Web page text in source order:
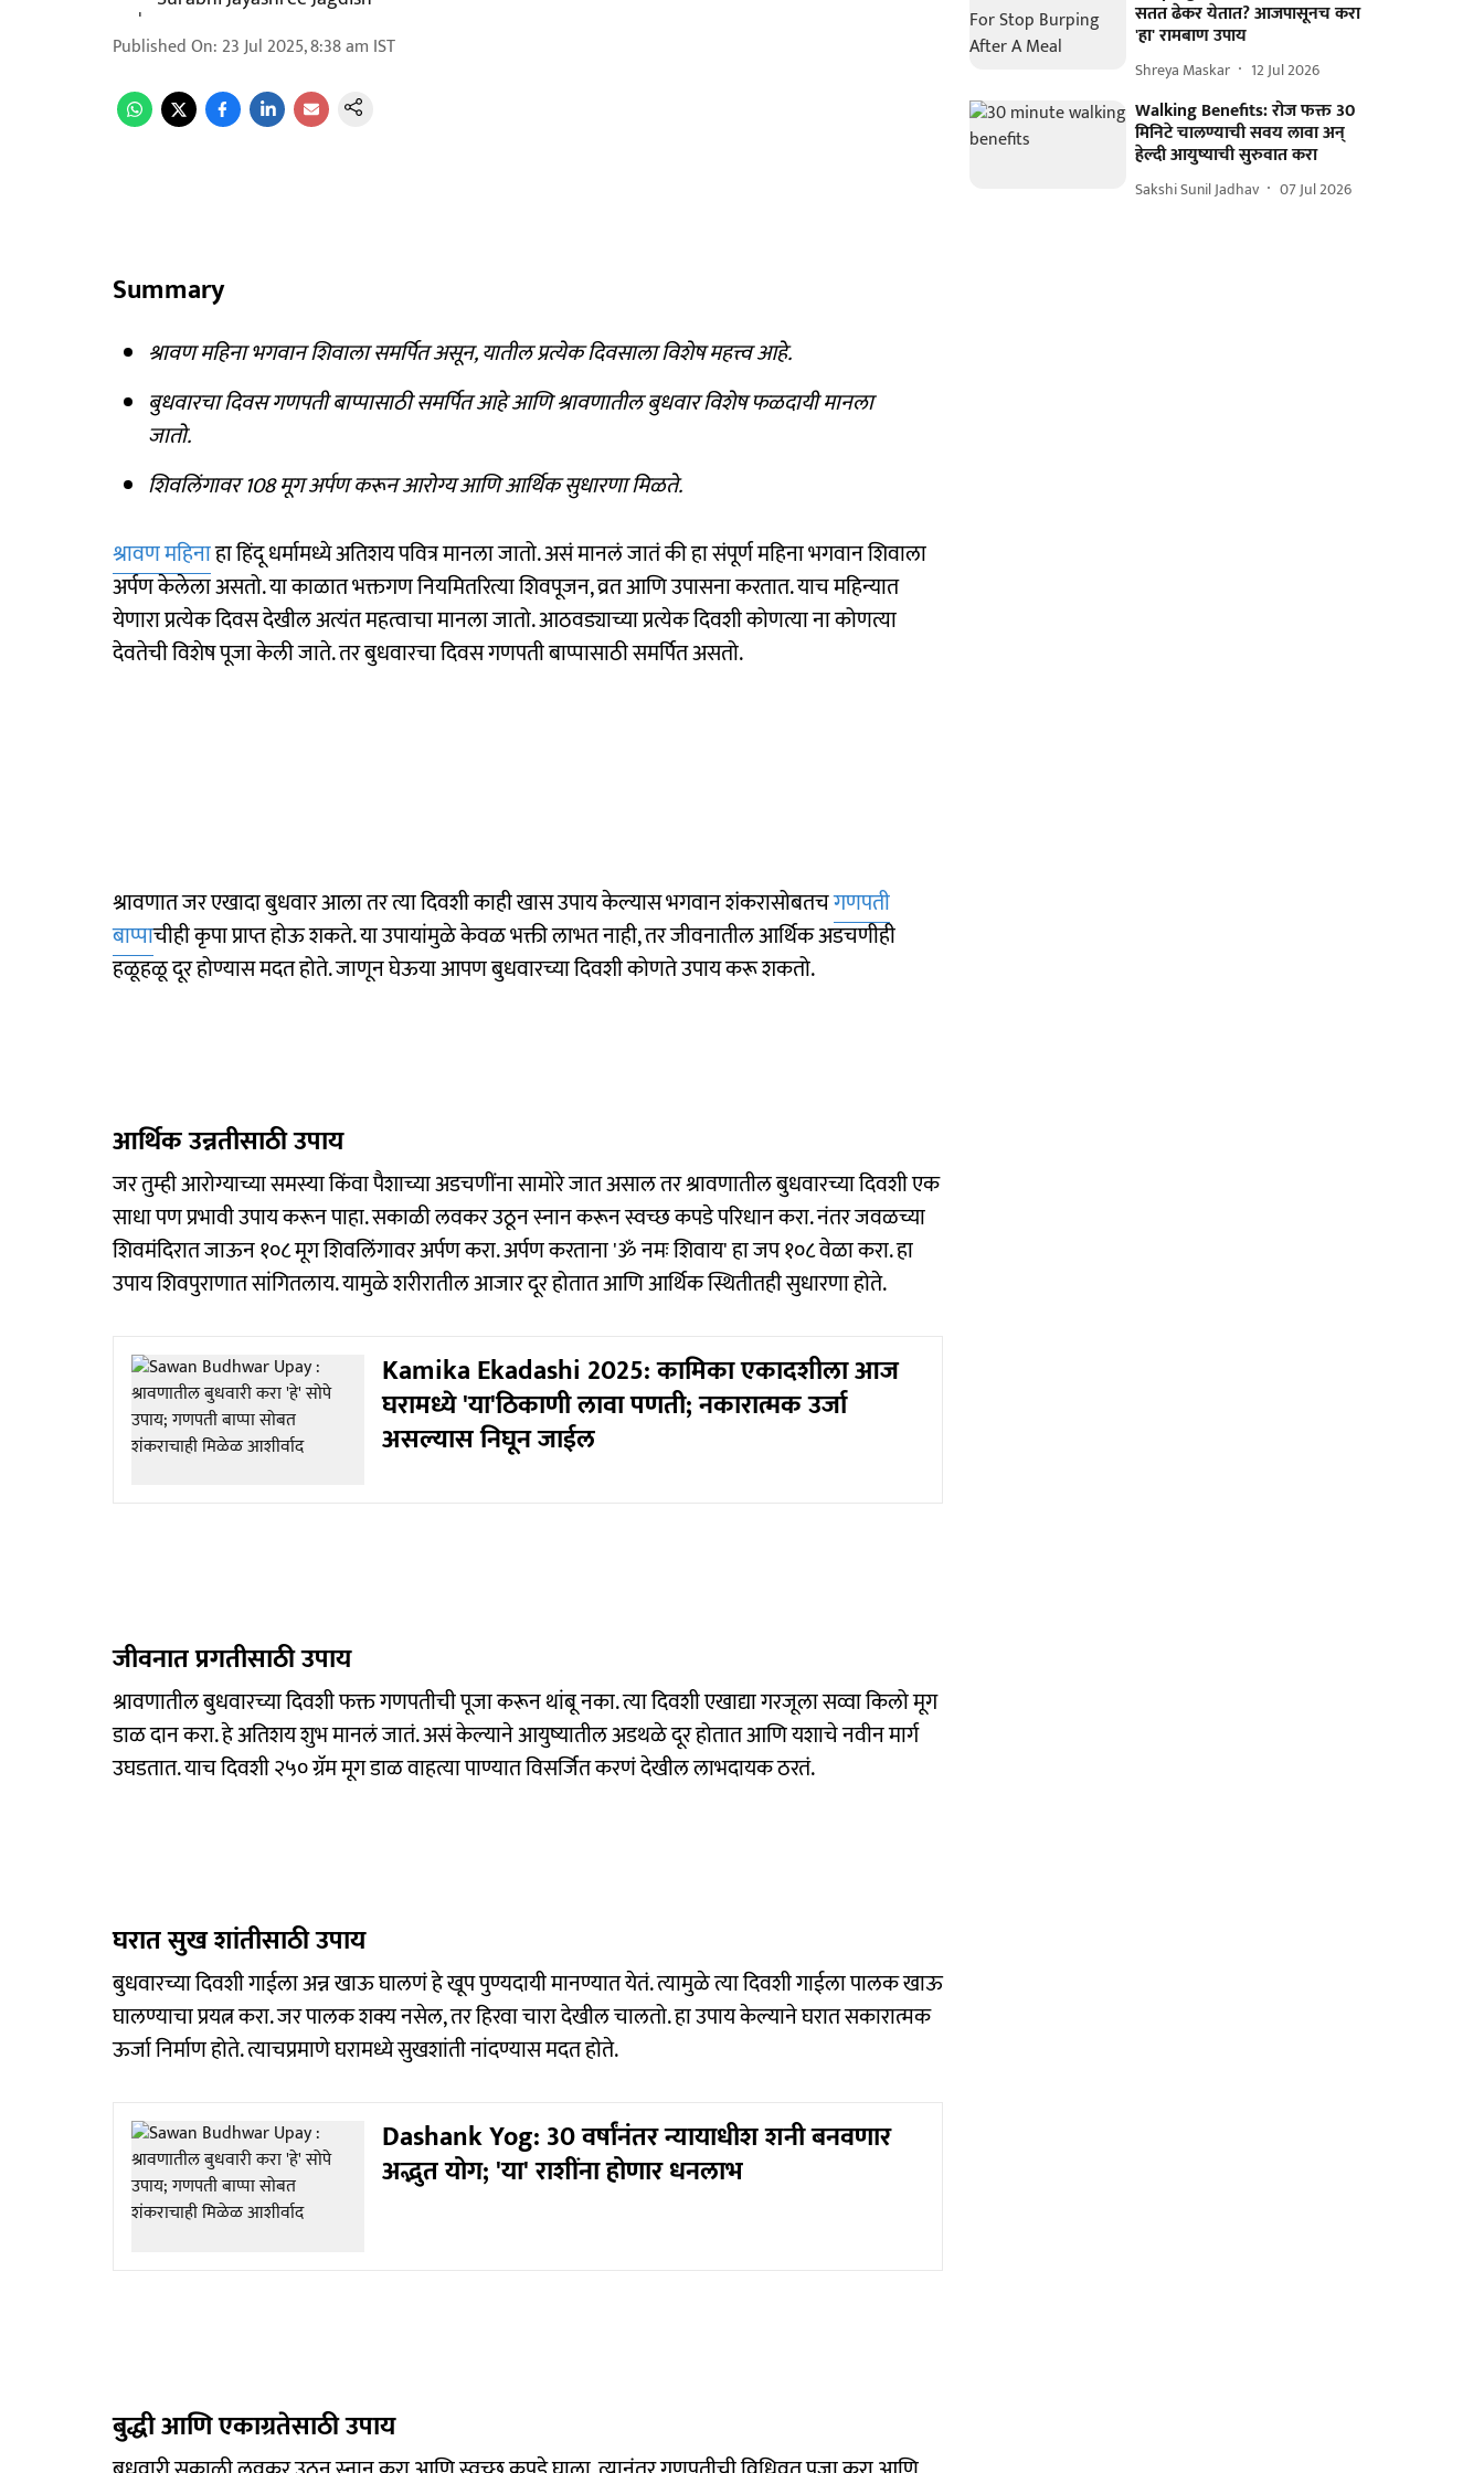
Published On: 23 Jul 2025, 8:38 am IST
Summary
श्रावण महिना भगवान शिवाला समर्पित असून, यातील प्रत्येक दिवसाला विशेष महत्त्व आहे.
बुधवारचा दिवस गणपती बाप्पासाठी समर्पित आहे आणि श्रावणातील बुधवार विशेष फळदायी मानला
जातो.
शिवलिंगावर 108 मूग अर्पण करून आरोग्य आणि आर्थिक सुधारणा मिळते.
श्रावण महिनाहा हिंदू धर्मामध्ये अतिशय पवित्र मानला जातो. असं मानलं जातं की हा संपूर्ण महिना भगवान शिवाला
अर्पण केलेला असतो. या काळात भक्तगण नियमितरित्या शिवपूजन, व्रत आणि उपासना करतात. याच महिन्यात
येणारा प्रत्येक दिवस देखील अत्यंत महत्वाचा मानला जातो. आठवड्याच्या प्रत्येक दिवशी कोणत्या ना कोणत्या
देवतेची विशेष पूजा केली जाते. तर बुधवारचा दिवस गणपती बाप्पासाठी समर्पित असतो.
श्रावणात जर एखादा बुधवार आला तर त्या दिवशी काही खास उपाय केल्यास भगवान शंकरासोबतचगणपती
बाप्पाचीही कृपा प्राप्त होऊ शकते. या उपायांमुळे केवळ भक्ती लाभत नाही, तर जीवनातील आर्थिक अडचणीही
हळूहळू दूर होण्यास मदत होते. जाणून घेऊया आपण बुधवारच्या दिवशी कोणते उपाय करू शकतो.
आर्थिक उन्नतीसाठी उपाय
जर तुम्ही आरोग्याच्या समस्या किंवा पैशाच्या अडचणींना सामोरे जात असाल तर श्रावणातील बुधवारच्या दिवशी एक
साधा पण प्रभावी उपाय करून पाहा. सकाळी लवकर उठून स्नान करून स्वच्छ कपडे परिधान करा. नंतर जवळच्या
शिवमंदिरात जाऊन १०८ मूग शिवलिंगावर अर्पण करा. अर्पण करताना 'ॐ नमः शिवाय' हा जप १०८ वेळा करा. हा
उपाय शिवपुराणात सांगितलाय. यामुळे शरीरातील आजार दूर होतात आणि आर्थिक स्थितीतही सुधारणा होते.
Kamika Ekadashi 2025: कामिका एकादशीला आज
घरामध्ये 'या'ठिकाणी लावा पणती; नकारात्मक उर्जा
असल्यास निघून जाईल
जीवनात प्रगतीसाठी उपाय
श्रावणातील बुधवारच्या दिवशी फक्त गणपतीची पूजा करून थांबू नका. त्या दिवशी एखाद्या गरजूला सव्वा किलो मूग
डाळ दान करा. हे अतिशय शुभ मानलं जातं. असं केल्याने आयुष्यातील अडथळे दूर होतात आणि यशाचे नवीन मार्ग
उघडतात. याच दिवशी २५० ग्रॅम मूग डाळ वाहत्या पाण्यात विसर्जित करणं देखील लाभदायक ठरतं.
घरात सुख शांतीसाठी उपाय
बुधवारच्या दिवशी गाईला अन्न खाऊ घालणं हे खूप पुण्यदायी मानण्यात येतं. त्यामुळे त्या दिवशी गाईला पालक खाऊ
घालण्याचा प्रयत्न करा. जर पालक शक्य नसेल, तर हिरवा चारा देखील चालतो. हा उपाय केल्याने घरात सकारात्मक
ऊर्जा निर्माण होते. त्याचप्रमाणे घरामध्ये सुखशांती नांदण्यास मदत होते.
Dashank Yog: 30 वर्षांनंतर न्यायाधीश शनी बनवणार
अद्भुत योग; 'या' राशींना होणार धनलाभ
बुद्धी आणि एकाग्रतेसाठी उपाय
सतत ढेकर येतात? आजपासूनच करा
'हा' रामबाण उपाय
Shreya Maskar 12 Jul 2026
Walking Benefits: रोज फक्त 30
मिनिटे चालण्याची सवय लावा अन्
हेल्दी आयुष्याची सुरुवात करा
Sakshi Sunil Jadhav 07 Jul 2026